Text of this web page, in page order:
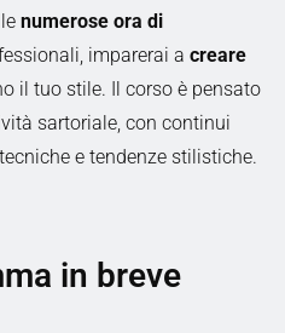
numerose ora di
imparerai a creare
il tuo stile. Il corso è pensato
sartoriale, con continui
e tendenze stilistiche.
in breve